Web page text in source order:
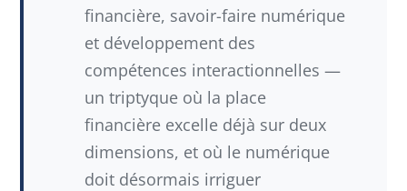
financière, savoir-faire numérique
et développement des
compétences interactionnelles —
un triptyque où la place
financière excelle déjà sur deux
dimensions, et où le numérique
doit désormais irriguer